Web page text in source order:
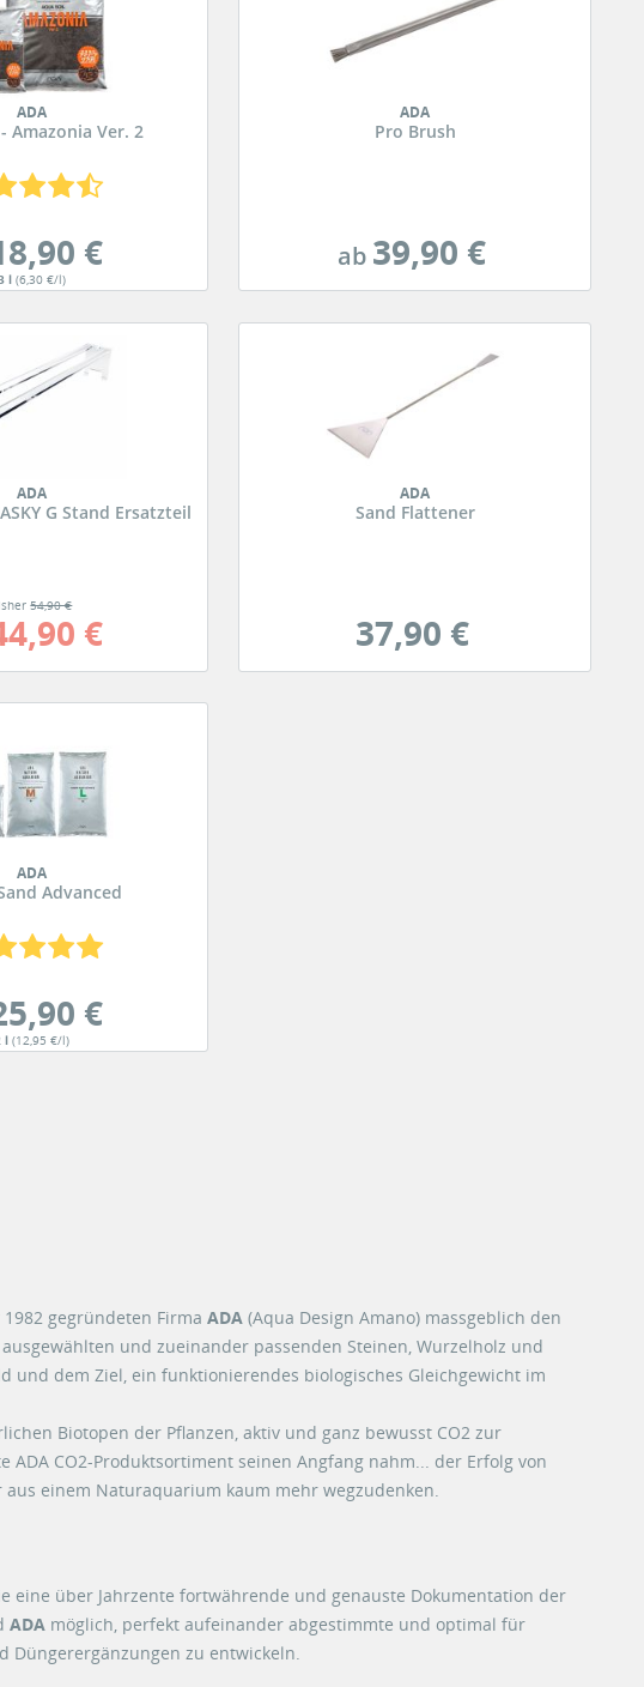
ADA
Amazonia Ver. 2
€
l (6,30 €/l)
ADA
Pro Brush
ab39,90 €
ADA
G Stand Ersatzteil
54,90 €
€
ADA
Sand Flattener
37,90 €
ADA
Advanced
€
l (12,95 €/l)
gegründeten Firma ADA (Aqua Design Amano) massgeblich den
und zueinander passenden Steinen, Wurzelholz und
dem Ziel, ein funktionierendes biologisches Gleichgewicht im
Biotopen der Pflanzen, aktiv und ganz bewusst CO2 zur
CO2-Produktsortiment seinen Angfang nahm... der Erfolg von
einem Naturaquarium kaum mehr wegzudenken.
eine über Jahrzente fortwährende und genauste Dokumentation der
ADA möglich, perfekt aufeinander abgestimmte und optimal für
Düngerergänzungen zu entwickeln.